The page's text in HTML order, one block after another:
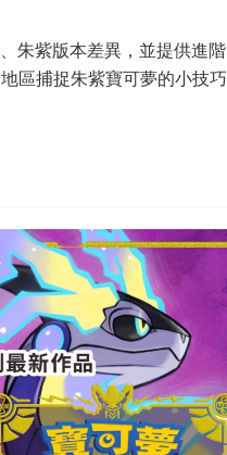
朱紫版本差異，並提供進
區捕捉朱紫寶可夢的小技